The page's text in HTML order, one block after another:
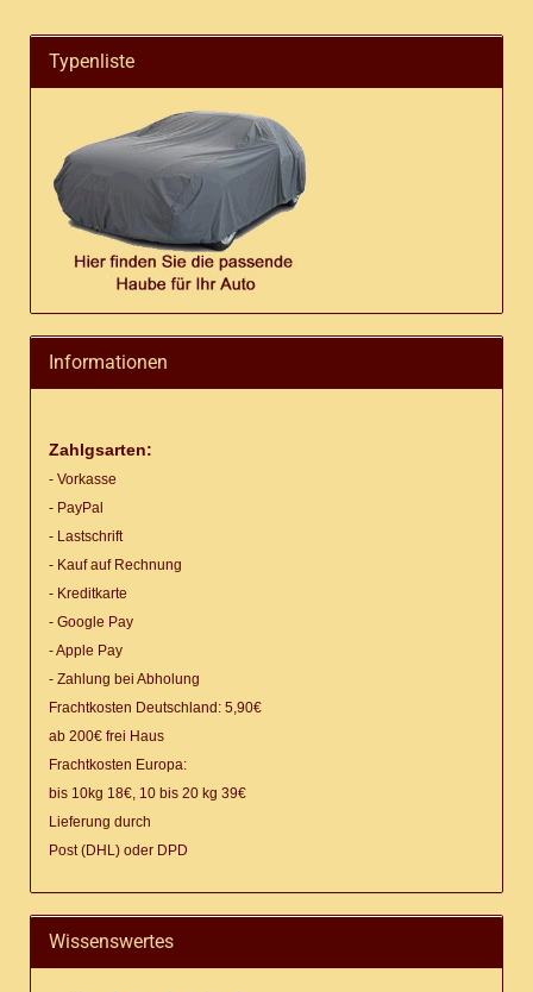
Typenliste
Informationen
Zahlgsarten:
- Vorkasse
- PayPal
- Lastschrift
- Kauf auf Rechnung
- Kreditkarte
- Google Pay
- Apple Pay
- Zahlung bei Abholung
Frachtkosten Deutschland: 5,90€
ab 200€ frei Haus
Frachtkosten Europa:
bis 10kg 18€, 10 bis 20 kg 39€
Lieferung durch
Post (DHL) oder DPD
Wissenswertes